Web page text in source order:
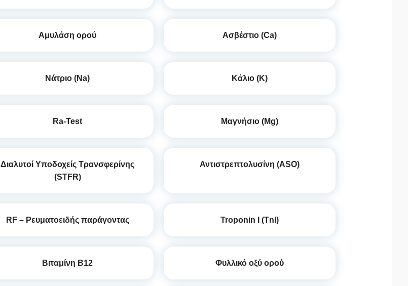
Αμυλάση ορού Ασβέστιο (Ca)
Νάτριο (Na) Κάλιο (K)
Ra-Test Μαγνήσιο (Mg)
Διαλυτοί Υποδοχείς Τρανσφερίνης
(STFR)
Αντιστρεπτολυσίνη (ASO)
RF – Ρευματοειδής παράγοντας Troponin I (TnI)
Βιταμίνη Β12 Φυλλικό οξύ ορού